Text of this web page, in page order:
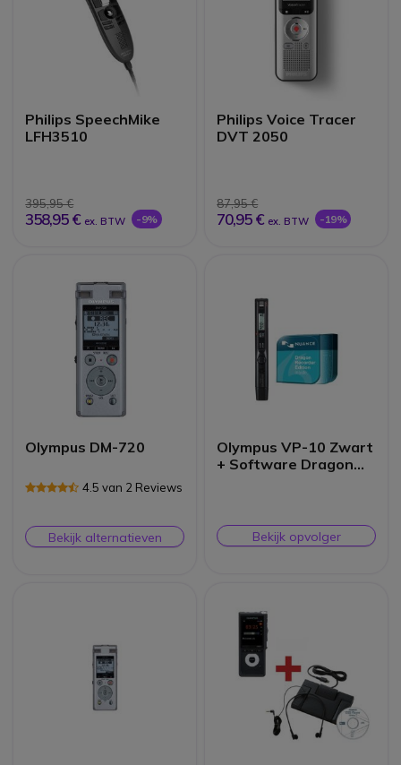
Philips SpeechMike
LFH3510
395,95 €
358,95 € ex. BTW -9%
Philips Voice Tracer
DVT 2050
87,95 €
70,95 € ex. BTW -19%
Olympus DM-720
4.5 van 2 Reviews
Bekijk alternatieven
Olympus VP-10 Zwart
+ Software Dragon
Bekijk opvolger